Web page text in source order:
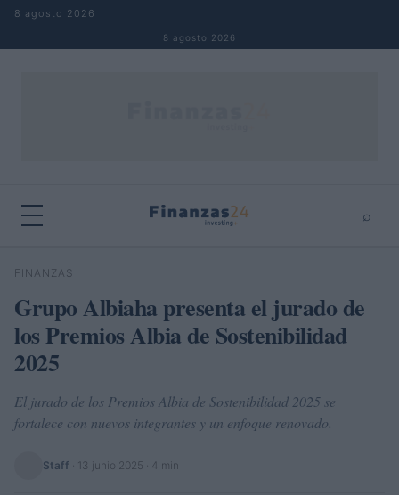
Saltar al contenido
8 agosto 2026
8 agosto 2026
⌕
Buscar
FINANZAS
Grupo Albiaha presenta el jurado de
los Premios Albia de Sostenibilidad
2025
El jurado de los Premios Albia de Sostenibilidad 2025 se
fortalece con nuevos integrantes y un enfoque renovado.
Staff 13 junio 2025 · 4 min